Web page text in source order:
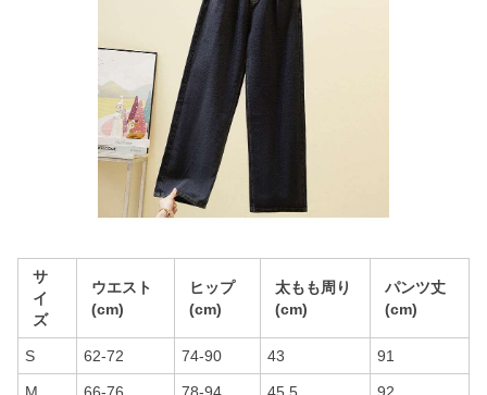
サ
イ
ズ
ウエスト
(cm)
ヒップ
(cm)
太もも周り
(cm)
パンツ丈
(cm)
S 62-72 74-90 43 91